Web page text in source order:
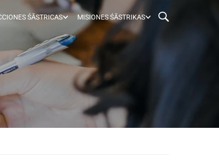
ŚĀSTRICAS MISIONES ŚĀSTRIKAS